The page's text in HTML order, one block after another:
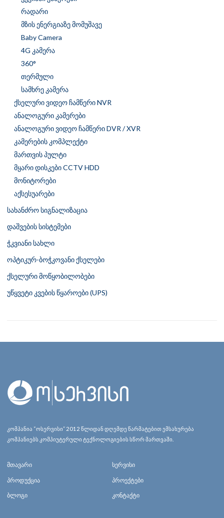
რადარი
მზის ენერგიაზე მომუშავე
Baby Camera
4G კამერა
360°
თერმული
სამხრე კამერა
ქსელური ვიდეო ჩამწერი NVR
ანალოგური კამერები
ანალოგური ვიდეო ჩამწერი DVR / XVR
კამერების კომპლექტი
მართვის პულტი
მყარი დისკები CCTV HDD
მონიტორები
აქსესუარები
სახანძრო სიგნალიზაცია
დაშვების სისტემები
ჭკვიანი სახლი
ოპტიკურ-ბოჭკოვანი ქსელები
ქსელური მოწყობილობები
უწყვეტი კვების წყაროები (UPS)
კომპანია “ოსერვისი” 2012 წლიდან დღემდე წარმატებით ემსახურება
კომპანიებს კომპიუტერული ტექნოლოგიების სწორ მართვაში.
მთავარი სერვისი
პროდუქცია პროექტები
ბლოგი კონტაქტი